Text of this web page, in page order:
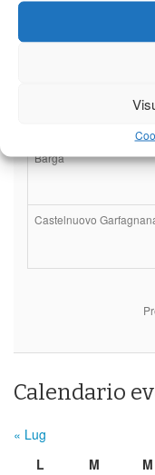
Barga
Castelnuovo
Calendario
« Lug
L
M M